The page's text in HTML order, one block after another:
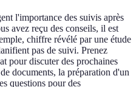
l'importance des suivis après
avez reçu des conseils, il est
chiffre révélé par une étude
pas de suivi. Prenez
pour discuter des prochaines
documents, la préparation d'un
questions pour des